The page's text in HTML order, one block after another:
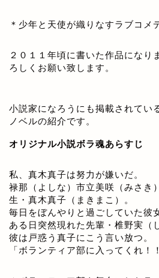
＊少年と天使が織りなすラブコメ
２０１１年頃に書いた作品になり
ろしくお願い致します。
小説家になろうにも掲載されてい
ノベルの紹介です。
オリジナル小説ボラ魂あらすじ
私、真木真子は努力が嫌いだ。
禄那（よしな）市立美咲（みさき
生・真木真子（まきまこ）。
毎日をぼんやりと過ごしていた彼
ある日突然現れた先輩・椎野実（
彼は戸惑う真子にこう言い放つ。
「ボランティア部に入ってくれ！